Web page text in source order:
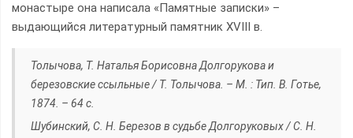
монастыре она написала «Памятные записки» –
выдающийся литературный памятник XVIII в.
Толычова, Т. Наталья Борисовна Долгорукова и
березовские ссыльные / Т. Толычова. – М. : Тип. В. Готье,
1874. – 64 с.
Шубинский, С. Н. Березов в судьбе Долгоруковых / С. Н.